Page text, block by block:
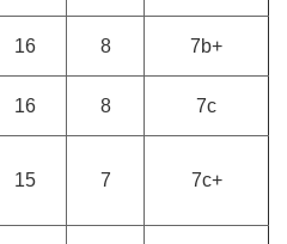
16 8 7b+
16 8 7c
15 7 7c+